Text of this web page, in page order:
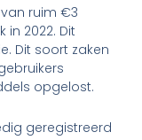
ruim €3
in 2022. Dit
Dit soort zaken
opgelost.
geregistreerd